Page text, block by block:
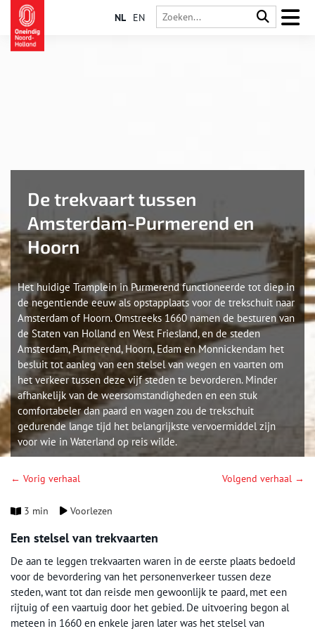
NL EN
De trekvaart tussen
Amsterdam-Purmerend en
Hoorn
Het huidige Tramplein in Purmerend functioneerde tot diep in
de negentiende eeuw als opstapplaats voor de trekschuit naar
Amsterdam of Hoorn. Omstreeks 1660 namen de besturen van
de Staten van Holland en West Friesland, en de steden
Amsterdam, Purmerend, Hoorn, Edam en Monnickendam het
besluit tot aanleg van een stelsel van wegen en vaarten om
het verkeer tussen deze vijf steden te bevorderen. Minder
afhankelijk van de weersomstandigheden en een stuk
comfortabeler dan paard en wagen zou de trekschuit
gedurende lange tijd het belangrijkste vervoermiddel zijn
voor wie in Waterland op reis wilde.
← Vorig verhaal Volgend verhaal →
3 min Voorlezen
Een stelsel van trekvaarten
De aan te leggen trekvaarten waren in de eerste plaats bedoeld
voor de bevordering van het personenverkeer tussen deze
steden, want tot dan reisde men gewoonlijk te paard, met een
rijtuig of een vaartuig door het gebied. De uitvoering begon al
meteen in 1660 en enkele jaren later was het stelsel van